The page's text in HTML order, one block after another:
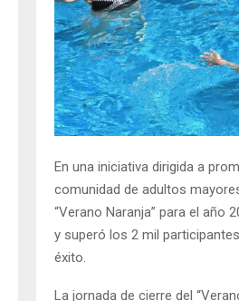
En una iniciativa dirigida a
comunidad de adultos
“Verano Naranja” para el año
y superó los 2 mil
éxito.
La jornada de cierre del